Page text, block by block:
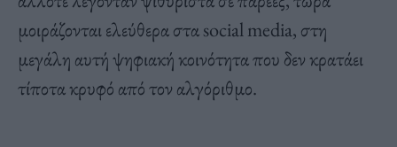
μοιράζονται ελεύθερα στα social media, στη
μεγάλη αυτή ψηφιακή κοινότητα που δεν κρατάει
τίποτα κρυφό από τον αλγόριθμο.